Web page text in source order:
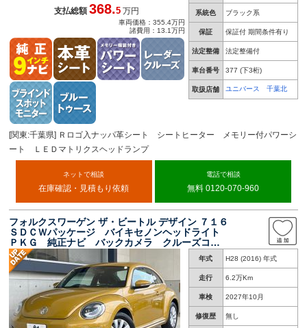
系統色 ブラック系
保証 保証付 期間条件有り
法定整備 法定整備付
車台番号 377 (下3桁)
取扱店舗 ユニバース 千葉北
支払総額368.5 万円
車両価格：355.4万円
諸費用：13.1万円
[関東:千葉県] Ｒロゴ入ナッパ革シート シートヒーター メモリー付パワーシ
ート ＬＥＤマトリクスヘッドランプ
ネットで相談
在庫確認・見積もり依頼
電話で相談
無料 0120-070-960
フォルクスワーゲン ザ・ビートル デザイン ７１６
ＳＤＣＷパッケージ バイキセノンヘッドライト
ＰＫＧ 純正ナビ バックカメラ クルーズコン
トロール スマートエントリー ＨＩＤヘッドラ
イト ブラインドスポットアシスト ＥＴＣ車載
器 後期型 禁煙車
年式 H28 (2016) 年式
走行 6.2万Km
車検 2027年10月
修復歴 無し